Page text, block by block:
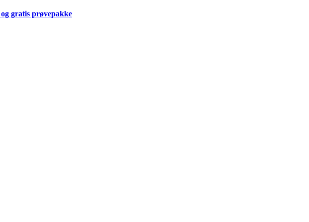
gratis prøvepakke